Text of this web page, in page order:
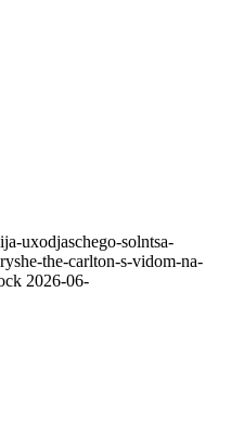
uxodjaschego-solntsa-
the-carlton-s-vidom-na-
2026-06-